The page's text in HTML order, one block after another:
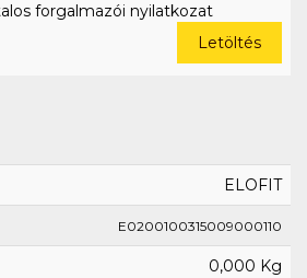
forgalmazói nyilatkozat
Letöltés
ELOFIT
E0200100315009000110
0,000 Kg